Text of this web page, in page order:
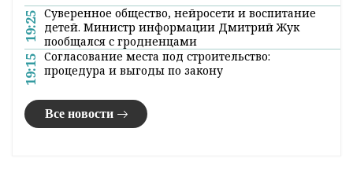
19:25 Суверенное общество, нейросети и воспитание
детей. Министр информации Дмитрий Жук
пообщался с гродненцами
19:15 Согласование места под строительство:
процедура и выгоды по закону
Все новости